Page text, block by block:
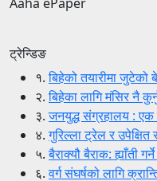
Aaha ePaper
ट्रेन्डिङ
१.बिहेको तयारीमा जुटेको
२.बिहेका लागि मंसिर नै
३.जनयुद्ध संग्रहालय : एक
४.गुरिल्ला ट्रेल र
५.बैराक्यौ बैराक: ह्याँती
६.वर्ग संघर्षको लागि